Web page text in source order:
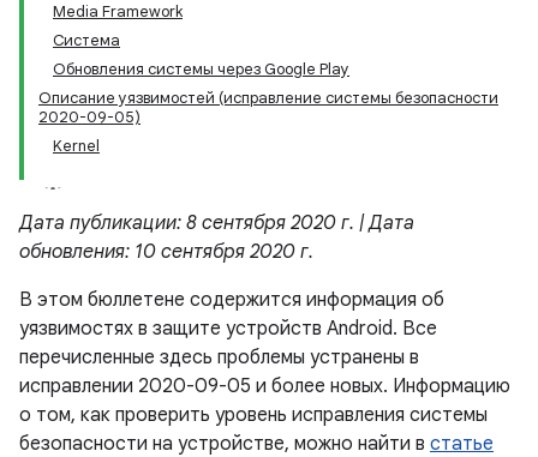
Media Framework
Система
Обновления системы через Google Play
Описание уязвимостей (исправление системы безопасности
2020-09-05)
Kernel
Дата публикации: 8 сентября 2020 г. | Дата
обновления: 10 сентября 2020 г.
В этом бюллетене содержится информация об
уязвимостях в защите устройств Android. Все
перечисленные здесь проблемы устранены в
исправлении 2020-09-05 и более новых. Информацию
о том, как проверить уровень исправления системы
безопасности на устройстве, можно найти в статье